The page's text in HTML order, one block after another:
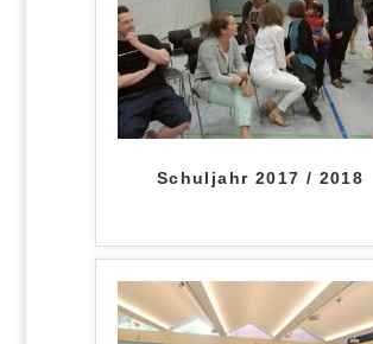
Schuljahr 2017 / 2018